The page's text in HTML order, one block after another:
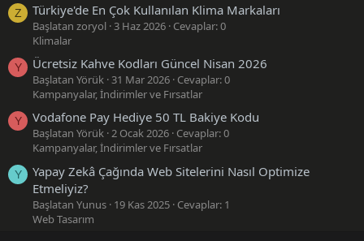
Z Türkiye'de En Çok Kullanılan Klima Markaları
Başlatan zoryol 3 Haz 2026 Cevaplar: 0
Klimalar
Y Ücretsiz Kahve Kodları Güncel Nisan 2026
Başlatan Yörük 31 Mar 2026 Cevaplar: 0
Kampanyalar, İndirimler ve Fırsatlar
Y Vodafone Pay Hediye 50 TL Bakiye Kodu
Başlatan Yörük 2 Ocak 2026 Cevaplar: 0
Kampanyalar, İndirimler ve Fırsatlar
Y
Yapay Zekâ Çağında Web Sitelerini Nasıl Optimize
Etmeliyiz?
Başlatan Yunus 19 Kas 2025 Cevaplar: 1
Web Tasarım